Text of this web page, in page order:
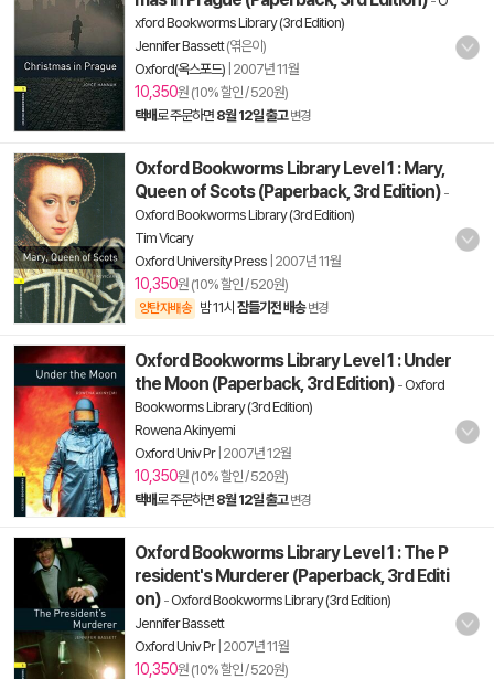
xford Bookworms Library (3rd Edition)
Jennifer Bassett(엮은이)
Oxford(옥스포드) 2007년 11월
10,350원 (10% 할인 / 520원)
택배로 주문하면 8월 12일 출고 변경
Oxford Bookworms Library Level 1 : Mary,
Queen of Scots (Paperback, 3rd Edition) -
Oxford Bookworms Library (3rd Edition)
Tim Vicary
Oxford University Press 2007년 11월
10,350원 (10% 할인 / 520원)
양탄자배송 밤 11시 잠들기전 배송 변경
Oxford Bookworms Library Level 1 : Under
the Moon (Paperback, 3rd Edition) -Oxford
Bookworms Library (3rd Edition)
Rowena Akinyemi
Oxford Univ Pr| 2007년 12월
10,350원 (10% 할인 / 520원)
택배로 주문하면 8월 12일 출고 변경
Oxford Bookworms Library Level 1 : The P
resident's Murderer (Paperback, 3rd Editi
on) -Oxford Bookworms Library (3rd Edition)
Jennifer Bassett
Oxford Univ Pr| 2007년 11월
10,350원 (10% 할인 / 520원)